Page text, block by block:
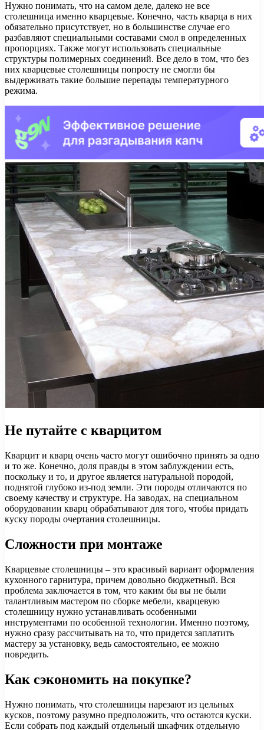
Нужно понимать, что на самом деле, далеко не все
столешница именно кварцевые. Конечно, часть кварца в них
обязательно присутствует, но в большинстве случае его
разбавляют специальными составами смол в определенных
пропорциях. Также могут использовать специальные
структуры полимерных соединений. Все дело в том, что без
них кварцевые столешницы попросту не смогли бы
выдерживать такие большие перепады температурного
режима.
Не путайте с кварцитом
Кварцит и кварц очень часто могут ошибочно принять за одно
и то же. Конечно, доля правды в этом заблуждении есть,
поскольку и то, и другое является натуральной породой,
поднятой глубоко из-под земли. Эти породы отличаются по
своему качеству и структуре. На заводах, на специальном
оборудовании кварц обрабатывают для того, чтобы придать
куску породы очертания столешницы.
Сложности при монтаже
Кварцевые столешницы – это красивый вариант оформления
кухонного гарнитура, причем довольно бюджетный. Вся
проблема заключается в том, что каким бы вы не были
талантливым мастером по сборке мебели, кварцевую
столешницу нужно устанавливать особенными
инструментами по особенной технологии. Именно поэтому,
нужно сразу рассчитывать на то, что придется заплатить
мастеру за установку, ведь самостоятельно, ее можно
повредить.
Как сэкономить на покупке?
Нужно понимать, что столешницы нарезают из цельных
кусков, поэтому разумно предположить, что остаются куски.
Если собрать под каждый отдельный шкафчик отдельную